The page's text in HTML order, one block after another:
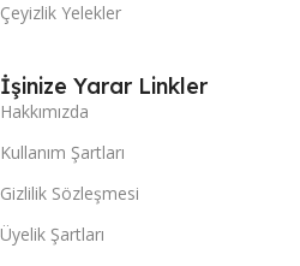
Çeyizlik Yelekler
İşinize Yarar Linkler
Hakkımızda
Kullanım Şartları
Gizlilik Sözleşmesi
Üyelik Şartları